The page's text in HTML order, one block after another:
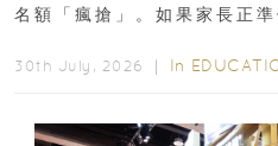
名額「瘋搶」。如果家長正
30th July, 2026 ｜ In